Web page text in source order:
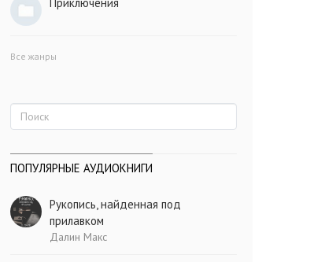
Все жанры
ПОПУЛЯРНЫЕ АУДИОКНИГИ
Рукопись, найденная под
прилавком
Далин Макс